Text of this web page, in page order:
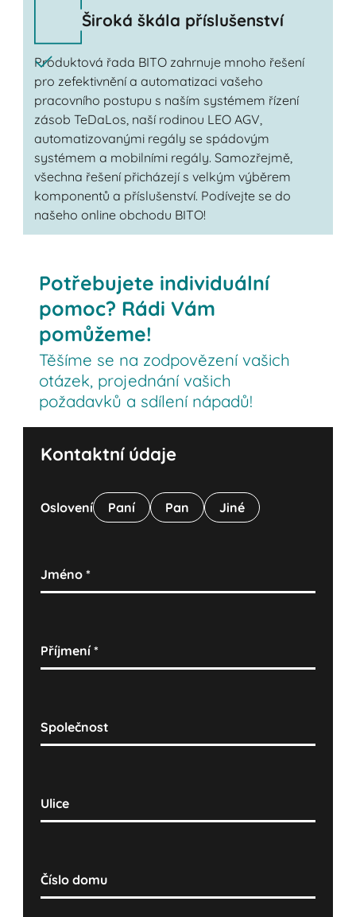
Široká škála příslušenství
Produktová řada BITO zahrnuje mnoho řešení
pro zefektivnění a automatizaci vašeho
pracovního postupu s naším systémem řízení
zásob TeDaLos, naší rodinou LEO AGV,
automatizovanými regály se spádovým
systémem a mobilními regály. Samozřejmě,
všechna řešení přicházejí s velkým výběrem
komponentů a příslušenství. Podívejte se do
našeho online obchodu BITO!
Potřebujete individuální
pomoc? Rádi Vám
pomůžeme!
Těšíme se na zodpovězení vašich
otázek, projednání vašich
požadavků a sdílení nápadů!
Kontaktní údaje
Oslovení Paní Pan Jiné
Jméno*
Příjmení*
Společnost
Ulice
Číslo domu